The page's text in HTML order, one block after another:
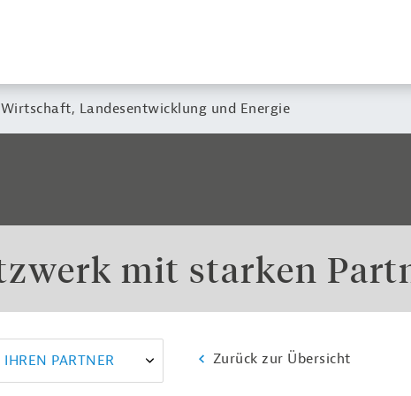
Landesentwicklung und Energie
mit starken
PARTNER Zurück zur Übersicht